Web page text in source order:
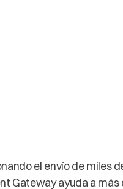
el envío de miles
Gateway ayuda a